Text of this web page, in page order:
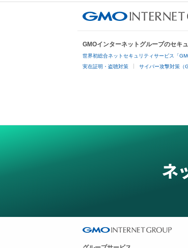
GMOインターネットグループのセキ
世界初総合ネットセキュリティサービス「
実在証明・盗聴対策 サイバー攻撃対策（